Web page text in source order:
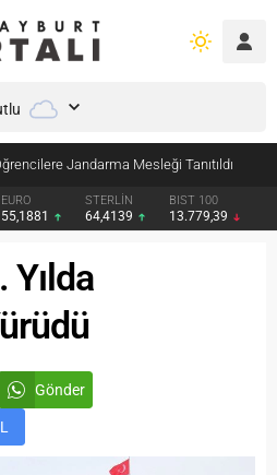
Jandarma Mesleği Tanıtıldı
EURO
55,1881
STERLİN
64,4139
BIST 100
13.779,39
Gönder